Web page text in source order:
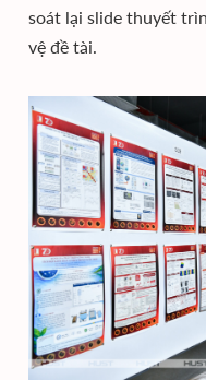
soát lại slide thuyết
vệ đề tài.